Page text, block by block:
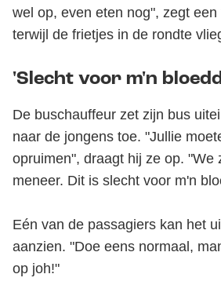
wel op, even eten nog", zegt
terwijl de frietjes in de rondte
'Slecht voor m'n
De buschauffeur zet zijn bus
naar de jongens toe. "Jullie
opruimen", draagt hij ze op. "We
meneer. Dit is slecht voor m'n
Eén van de passagiers kan het
aanzien. "Doe eens normaal,
op joh!"